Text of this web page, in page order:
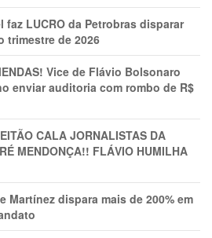
faz LUCRO da Petrobras disparar
trimestre de 2026
Vice de Flávio Bolsonaro
enviar auditoria com rombo de R$
CALA JORNALISTAS DA
MENDONÇA!! FLÁVIO HUMILHA
Martínez dispara mais de 200% em